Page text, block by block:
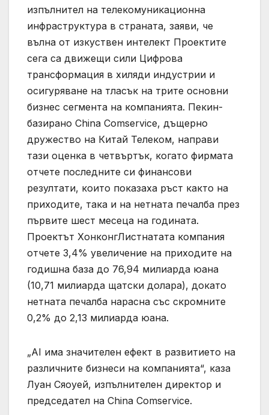
изпълнител на телекомуникационна
инфраструктура в страната, заяви, че
вълна от изкуствен интелект Проектите
сега са движещи сили Цифрова
трансформация в хиляди индустрии и
осигуряване на тласък на трите основни
бизнес сегмента на компанията. Пекин-
базирано China Comservice, дъщерно
дружество на Китай Телеком, направи
тази оценка в четвъртък, когато фирмата
отчете последните си финансови
резултати, които показаха ръст както на
приходите, така и на нетната печалба през
първите шест месеца на годината.
Проектът ХонконгЛистнатата компания
отчете 3,4% увеличение на приходите на
годишна база до 76,94 милиарда юана
(10,71 милиарда щатски долара), докато
нетната печалба нарасна със скромните
0,2% до 2,13 милиарда юана.
„AI има значителен ефект в развитието на
различните бизнеси на компанията“, каза
Луан Сяоуей, изпълнителен директор и
председател на China Comservice.